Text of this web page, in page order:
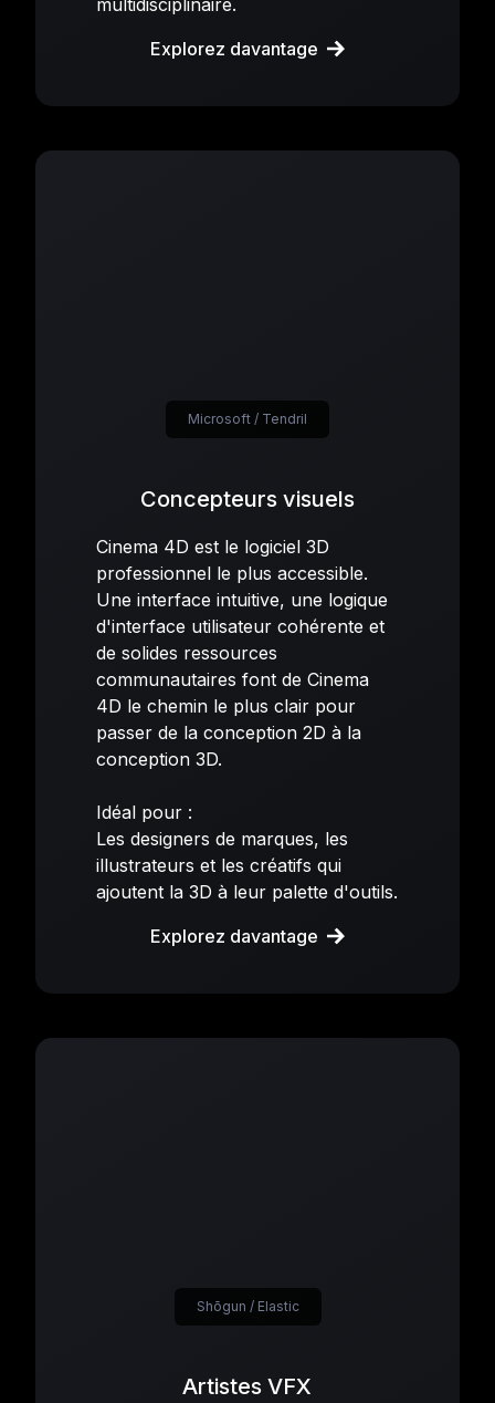
Explorez davantage
Concepteurs visuels
Cinema 4D est le logiciel 3D
professionnel le plus accessible.
Une interface intuitive, une logique
d'interface utilisateur cohérente et
de solides ressources
communautaires font de Cinema
4D le chemin le plus clair pour
passer de la conception 2D à la
conception 3D.
Idéal pour :
Les designers de marques, les
illustrateurs et les créatifs qui
ajoutent la 3D à leur palette d'outils.
Explorez davantage
Microsoft / Tendril
Artistes VFX
Shōgun / Elastic